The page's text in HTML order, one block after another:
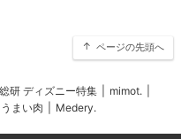
ページの先頭へ
研 ディズニー特集 mimot.
うまい肉 Medery.